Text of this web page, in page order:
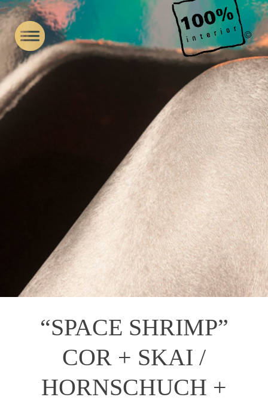
“SPACE SHRIMP”
COR + SKAI /
HORNSCHUCH +